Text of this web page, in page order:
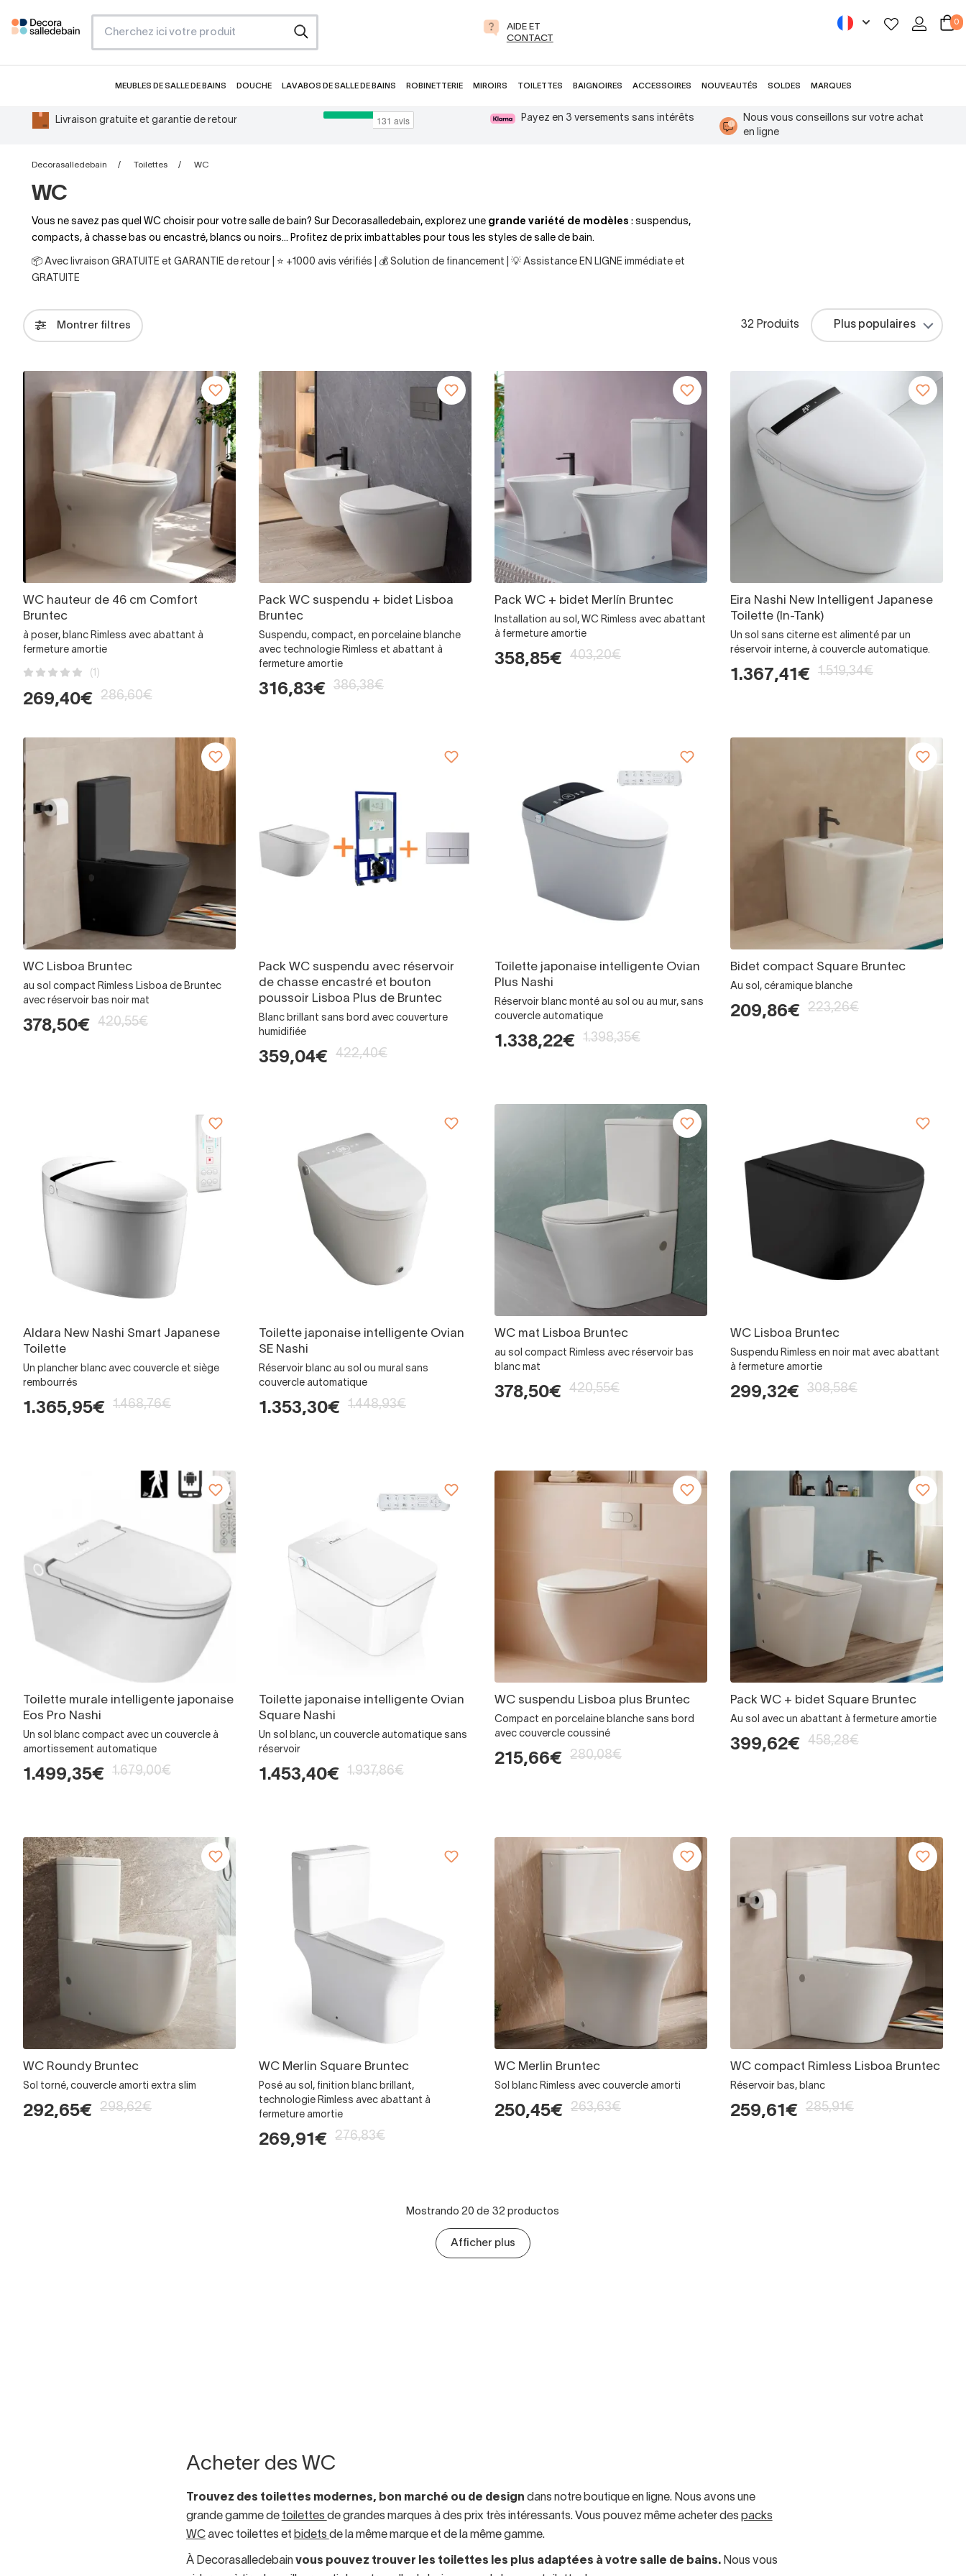
AIDE ET
CONTACT
0
MEUBLES DE SALLE DE BAINS DOUCHE LAVABOS DE SALLE DE BAINS ROBINETTERIE MIROIRS TOILETTES BAIGNOIRES ACCESSOIRES NOUVEAUTÉS SOLDES MARQUES
Livraison gratuite et garantie de retour Payez en 3 versements sans intérêts
Nous vous conseillons sur votre achat
en ligne
Decorasalledebain Toilettes WC
WC
Vous ne savez pas quel WC choisir pour votre salle de bain? Sur Decorasalledebain, explorez une grande variété de modèles : suspendus,
compacts, à chasse bas ou encastré, blancs ou noirs... Profitez de prix imbattables pour tous les styles de salle de bain.
📦 Avec livraison GRATUITE et GARANTIE de retour | ⭐ +1000 avis vérifiés | 💰 Solution de financement | 💡 Assistance EN LIGNE immédiate et
GRATUITE
Montrer filtres 32 Produits
WC hauteur de 46 cm Comfort
Bruntec
à poser, blanc Rimless avec abattant à
fermeture amortie
(1)
269,40€ 286,60€
Pack WC suspendu + bidet Lisboa
Bruntec
Suspendu, compact, en porcelaine blanche
avec technologie Rimless et abattant à
fermeture amortie
316,83€ 386,38€
Pack WC + bidet Merlín Bruntec
Installation au sol, WC Rimless avec abattant
à fermeture amortie
358,85€ 403,20€
Eira Nashi New Intelligent Japanese
Toilette (In-Tank)
Un sol sans citerne est alimenté par un
réservoir interne, à couvercle automatique.
1.367,41€ 1.519,34€
WC Lisboa Bruntec
au sol compact Rimless Lisboa de Bruntec
avec réservoir bas noir mat
378,50€ 420,55€
Pack WC suspendu avec réservoir
de chasse encastré et bouton
poussoir Lisboa Plus de Bruntec
Blanc brillant sans bord avec couverture
humidifiée
359,04€ 422,40€
Toilette japonaise intelligente Ovian
Plus Nashi
Réservoir blanc monté au sol ou au mur, sans
couvercle automatique
1.338,22€ 1.398,35€
Bidet compact Square Bruntec
Au sol, céramique blanche
209,86€ 223,26€
Aldara New Nashi Smart Japanese
Toilette
Un plancher blanc avec couvercle et siège
rembourrés
1.365,95€ 1.468,76€
Toilette japonaise intelligente Ovian
SE Nashi
Réservoir blanc au sol ou mural sans
couvercle automatique
1.353,30€ 1.448,93€
WC mat Lisboa Bruntec
au sol compact Rimless avec réservoir bas
blanc mat
378,50€ 420,55€
WC Lisboa Bruntec
Suspendu Rimless en noir mat avec abattant
à fermeture amortie
299,32€ 308,58€
Toilette murale intelligente japonaise
Eos Pro Nashi
Un sol blanc compact avec un couvercle à
amortissement automatique
1.499,35€ 1.679,00€
Toilette japonaise intelligente Ovian
Square Nashi
Un sol blanc, un couvercle automatique sans
réservoir
1.453,40€ 1.937,86€
WC suspendu Lisboa plus Bruntec
Compact en porcelaine blanche sans bord
avec couvercle coussiné
215,66€ 280,08€
Pack WC + bidet Square Bruntec
Au sol avec un abattant à fermeture amortie
399,62€ 458,28€
WC Roundy Bruntec
Sol torné, couvercle amorti extra slim
292,65€ 298,62€
WC Merlin Square Bruntec
Posé au sol, finition blanc brillant,
technologie Rimless avec abattant à
fermeture amortie
269,91€ 276,83€
WC Merlin Bruntec
Sol blanc Rimless avec couvercle amorti
250,45€ 263,63€
WC compact Rimless Lisboa Bruntec
Réservoir bas, blanc
259,61€ 285,91€
Mostrando 20 de 32 productos
Afficher plus
Acheter des WC
Trouvez des toilettes modernes, bon marché ou de design dans notre boutique en ligne. Nous avons une
grande gamme de toilettes de grandes marques à des prix très intéressants. Vous pouvez même acheter des packs
WCavec toilettes et bidets de la même marque et de la même gamme.
À Decorasalledebain vous pouvez trouver les toilettes les plus adaptées à votre salle de bains. Nous vous